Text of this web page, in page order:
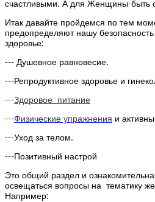
счастливыми. А для Женщины-быть
Итак давайте пройдемся по тем
предопределяют нашу
здоровье:
--- Душевное равновесие.
---Репродуктивное здоровье и
---Здоровое питание
---Физические упражнения и
---Уход за телом.
---Позитивный настрой
Это общий раздел и
освещаться вопросы на тематику
Например: